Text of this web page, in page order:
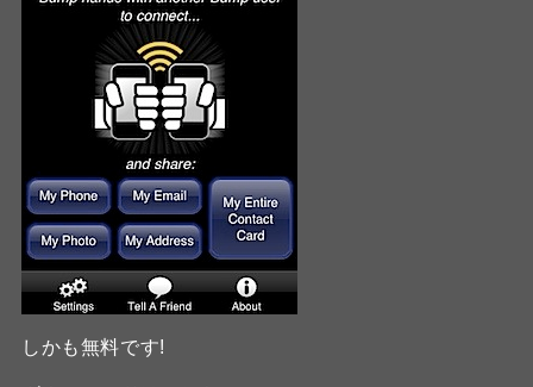
しかも無料です!